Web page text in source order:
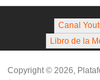
Canal
Libro de la
Copyright © 2026,